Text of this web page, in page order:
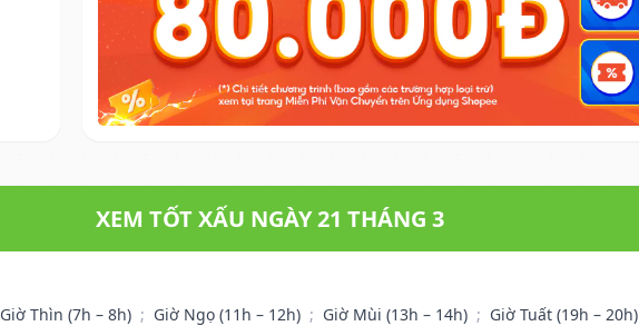
XEM TỐT XẤU NGÀY 21 THÁNG 3
Giờ Thìn (7h – 8h) ; Giờ Ngọ (11h – 12h) ; Giờ Mùi (13h – 14h) ; Giờ Tuất (19h – 20h)